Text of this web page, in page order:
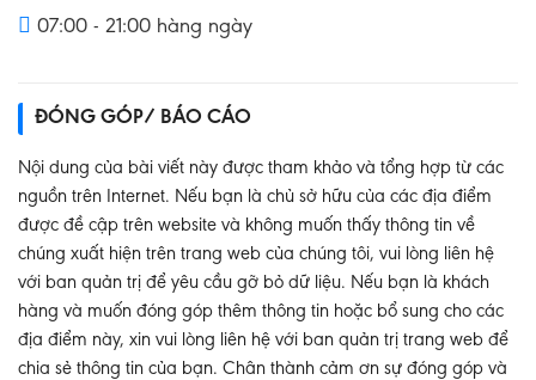
07:00 - 21:00 hàng ngày
ĐÓNG GÓP/ BÁO CÁO
Nội dung của bài viết này được tham khảo và tổng hợp từ các
nguồn trên Internet. Nếu bạn là chủ sở hữu của các địa điểm
được đề cập trên website và không muốn thấy thông tin về
chúng xuất hiện trên trang web của chúng tôi, vui lòng liên hệ
với ban quản trị để yêu cầu gỡ bỏ dữ liệu. Nếu bạn là khách
hàng và muốn đóng góp thêm thông tin hoặc bổ sung cho các
địa điểm này, xin vui lòng liên hệ với ban quản trị trang web để
chia sẻ thông tin của bạn. Chân thành cảm ơn sự đóng góp và